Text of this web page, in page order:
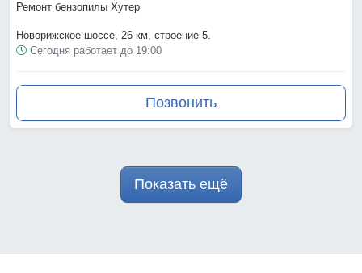
Ремонт бензопилы Хутер
Новорижское шоссе, 26 км, строение 5.
Сегодня работает до 19:00
Позвонить
Показать ещё